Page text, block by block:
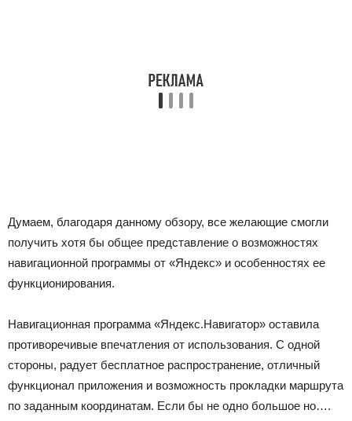
Думаем, благодаря данному обзору, все желающие смогли
получить хотя бы общее представление о возможностях
навигационной программы от «Яндекс» и особенностях ее
функционирования.
Навигационная программа «Яндекс.Навигатор» оставила
противоречивые впечатления от использования. С одной
стороны, радует бесплатное распространение, отличный
функционал приложения и возможность прокладки маршрута
по заданным координатам. Если бы не одно большое но….